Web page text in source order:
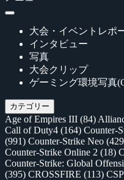
大会・イベントレポ
インタビュー
写真
大会クリップ
ゲーミング環境写真
カテゴリー
Age of Empires III (84)
Call of Duty4 (164) Counter-
(991) Counter-Strike Neo
Counter-Strike Online 2 (18)
Counter-Strike: Global
(395) CROSSFIRE (113)